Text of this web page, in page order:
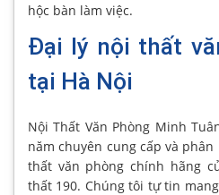
hộc bàn làm việc.
Đại lý nội thất
tại Hà Nội
Nội Thất Văn Phòng Minh
năm chuyên cung cấp và
thất văn phòng chính hãng
thất 190. Chúng tôi tự tin